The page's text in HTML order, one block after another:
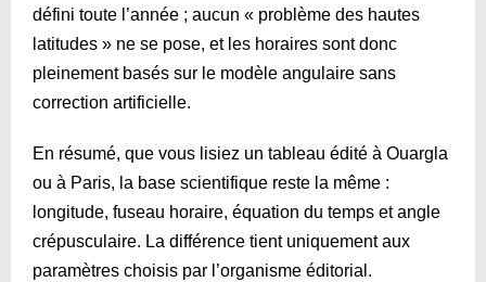
défini toute l’année ; aucun « problème des hautes
latitudes » ne se pose, et les horaires sont donc
pleinement basés sur le modèle angulaire sans
correction artificielle.
En résumé, que vous lisiez un tableau édité à Ouargla
ou à Paris, la base scientifique reste la même :
longitude, fuseau horaire, équation du temps et angle
crépusculaire. La différence tient uniquement aux
paramètres choisis par l’organisme éditorial.